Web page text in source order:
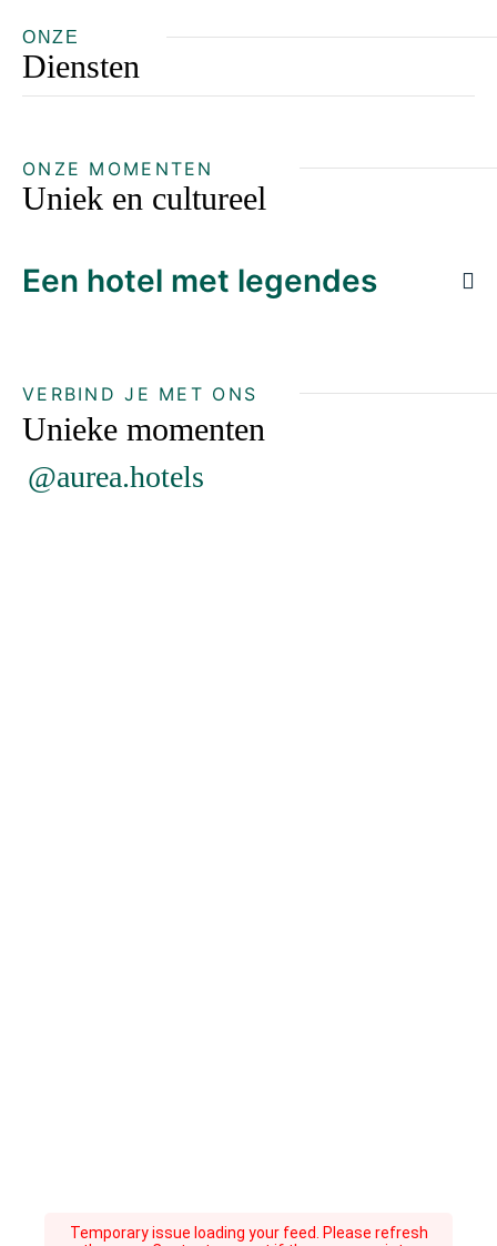
ONZE
Diensten
ONZE MOMENTEN
Uniek en cultureel
Een hotel met legendes
VERBIND JE MET ONS
Unieke momenten
@aurea.hotels
Temporary issue loading your feed. Please refresh